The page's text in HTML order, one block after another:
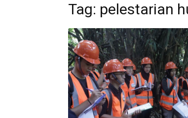
Tag: pelestarian